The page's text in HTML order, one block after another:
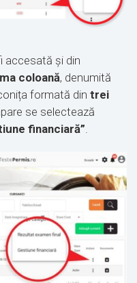
accesată și din
coloană, denumită
formată din trei
se selectează
financiară”